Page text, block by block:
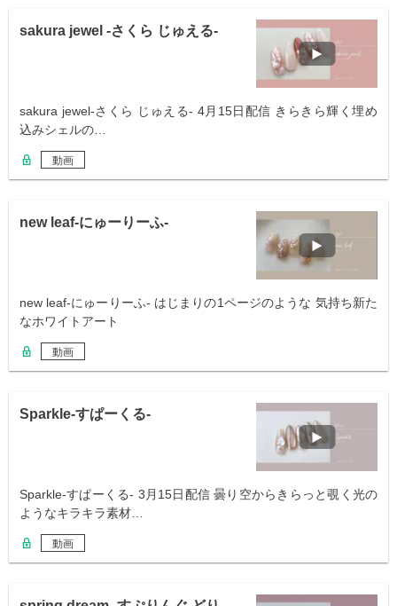
sakura jewel -さくら じゅえる-
sakura jewel-さくら じゅえる- 4月15日配信 きらきら輝く埋め
込みシェルの…
動画
new leaf-にゅーりーふ-
new leaf-にゅーりーふ- はじまりの1ページのような 気持ち新た
なホワイトアート
動画
Sparkle-すぱーくる-
Sparkle-すぱーくる- 3月15日配信 曇り空からきらっと覗く光の
ようなキラキラ素材…
動画